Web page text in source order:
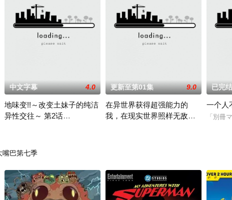
来城市休特尔比尔特，曾受到歧视的Next族群竟然可发展成依靠超能力为生的
中文字幕 4.0
地味变!!～改变土妹子的纯洁
异性交往～ 第2话
更新至第01集 9.0
在异世界获得超强能力的
我，在现实世界照样无敌～
已完结
一个人
「別冊
嘴巴第七季